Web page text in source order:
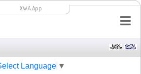
XWA.App
Language ▼